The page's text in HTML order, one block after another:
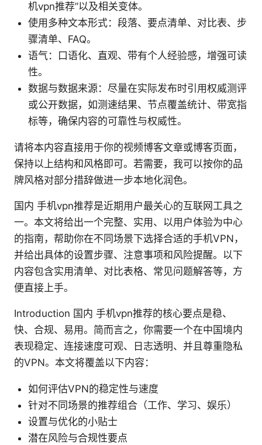
机vpn推荐”以及相关变体。
使用多种文本形式：段落、要点清单、对比表、步
骤清单、FAQ。
语气：口语化、直观、带有个人经验感，增强可读
性。
数据与数据来源：尽量在实际发布时引用权威测评
或公开数据，如测速结果、节点覆盖统计、带宽指
标等，确保内容的可靠性与权威性。
请将本内容直接用于你的视频博客文章或博客页面，
保持以上结构和风格即可。若需要，我可以按你的品
牌风格对部分措辞做进一步本地化润色。
国内 手机vpn推荐是近期用户最关心的互联网工具之
一。本文将给出一个完整、实用、以用户体验为中心
的指南，帮助你在不同场景下选择合适的手机VPN，
并给出具体的设置步骤、注意事项和风险提醒。以下
内容包含实用清单、对比表格、常见问题解答等，方
便直接上手。
Introduction 国内 手机vpn推荐的核心要点是稳、
快、合规、易用。简而言之，你需要一个在中国境内
表现稳定、连接速度可观、日志透明、并且尊重隐私
的VPN。本文将覆盖以下内容：
如何评估VPN的稳定性与速度
针对不同场景的推荐组合（工作、学习、娱乐）
设置与优化的小贴士
潜在风险与合规性要点